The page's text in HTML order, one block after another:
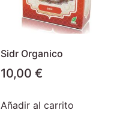
Sidr Organico
10,00 €
Añadir al carrito